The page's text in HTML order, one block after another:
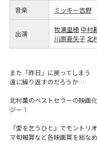
音楽 ミッキー吉野
出演 牧瀬里穂中村
川原亜矢子北
また「昨日」に戻ってしまう
遠に繰り返すのだろうか…
北村薫のベストセラーの映画
ジー！
『愛を乞うひと』でモントリ
マ旬報賞など各映画賞を総な